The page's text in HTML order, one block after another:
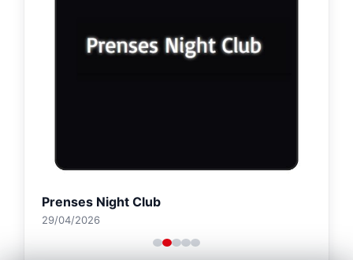
Prenses Night Club
29/04/2026